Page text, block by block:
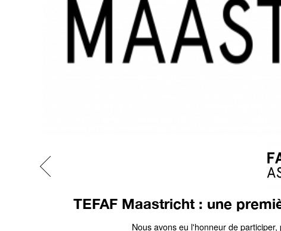
TEFAF Maastricht : une
Nous avons eu l'honneur de